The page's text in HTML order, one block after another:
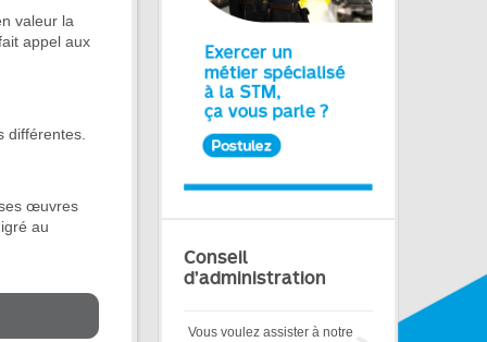
valeur la
appel aux
différentes.
œuvres
au
Conseil
d’administration
Vous voulez assister à notre